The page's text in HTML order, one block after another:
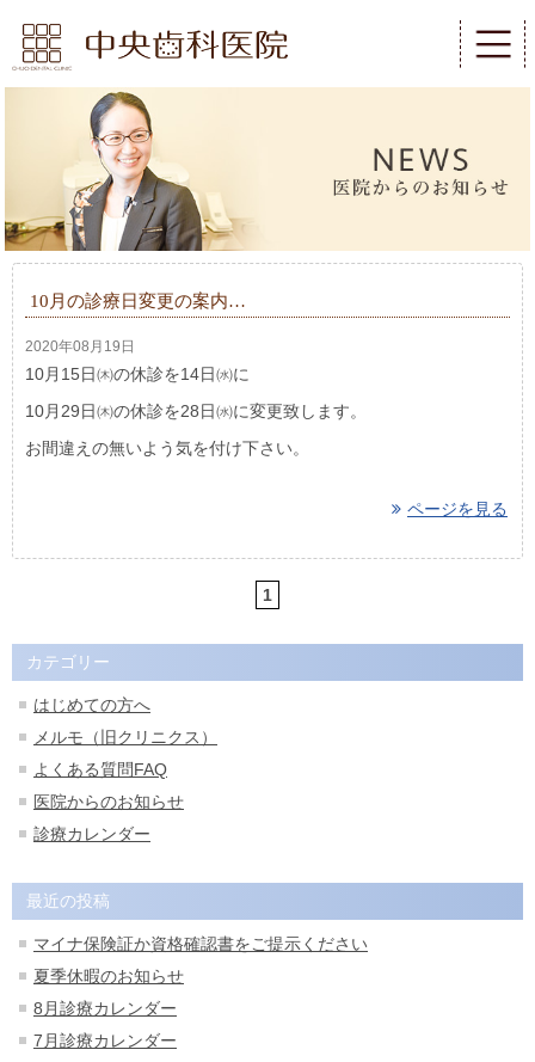
10月の診療日変更の案内…
2020年08月19日
10月15日㈭の休診を14日㈬に
10月29日㈭の休診を28日㈬に変更致します。
お間違えの無いよう気を付け下さい。
ページを見る
1
カテゴリー
はじめての方へ
メルモ（旧クリニクス）
よくある質問FAQ
医院からのお知らせ
診療カレンダー
最近の投稿
マイナ保険証か資格確認書をご提示ください
夏季休暇のお知らせ
8月診療カレンダー
7月診療カレンダー